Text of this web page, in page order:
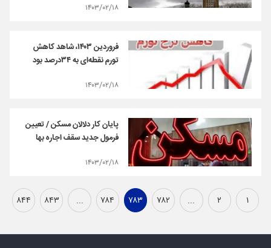
۱۴۰۳/۰۲/۱۸
فروردین ۱۴۰۳، شاهد کاهش
تورم نقطه‌ای به ۳۴درصد بود
۱۴۰۳/۰۲/۱۸
پایان کار دلالان مسکن / تعیین
فرمول جدید سقف اجاره بها
۱۴۰۳/۰۲/۱۸
۱ ۲ ... ۷۸۲ ۷۸۳ ۷۸۴ ... ۸۴۳ ۸۴۴